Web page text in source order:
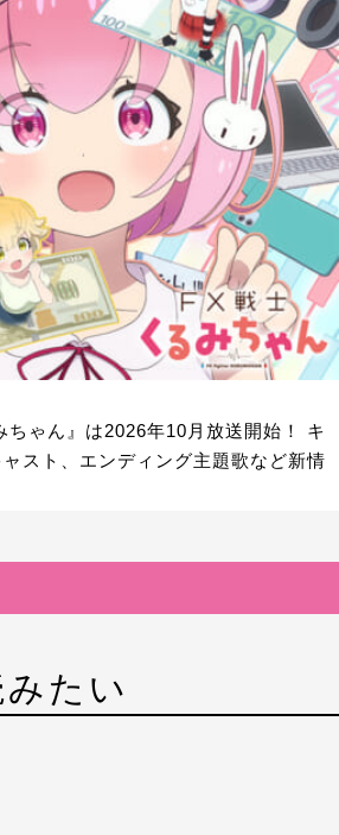
ちゃん』は2026年10月放送開始！ キ
スト、エンディング主題歌など新情
たい